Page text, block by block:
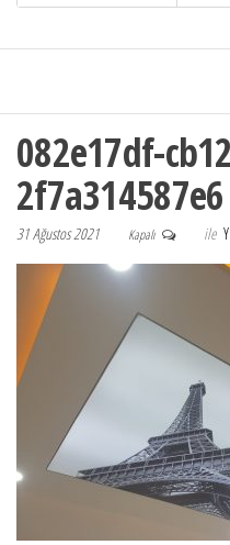
082e17df-
2f7a314587e6
31 Ağustos 2021 Kapalı ile